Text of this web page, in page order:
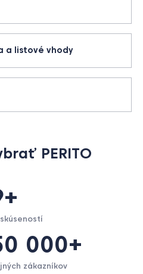
a listové vhody
PERITO
000+
zákazníkov